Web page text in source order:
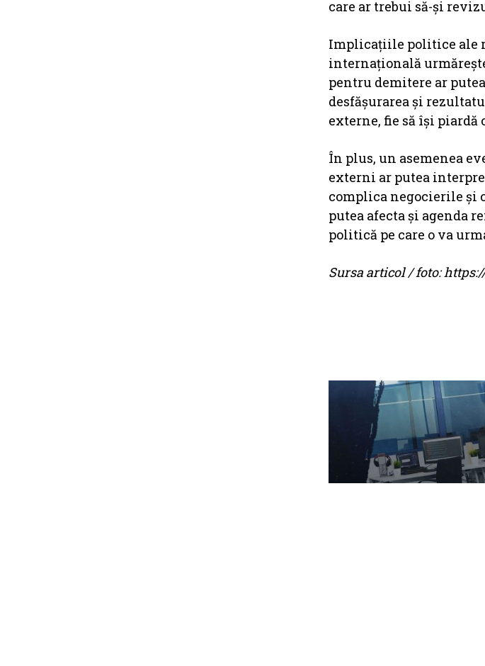
care ar trebui să-și
Implicațiile politice ale
internațională
pentru demitere ar
desfășurarea și
externe, fie să își
În plus, un asemenea
externi ar putea
complica negocierile și
putea afecta și agenda
politică pe care o va
Sursa articol / foto: